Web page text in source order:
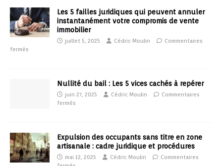
Les 5 failles juridiques qui peuvent annuler
instantanément votre compromis de vente
immobilier
juillet 5, 2025 Cédric Moulin
Commentaires
fermés
Nullité du bail : Les 5 vices cachés à repérer
juin 27, 2025 Cédric Moulin
Commentaires
fermés
Expulsion des occupants sans titre en zone
artisanale : cadre juridique et procédures
mai 12, 2025 Cédric Moulin
Commentaires